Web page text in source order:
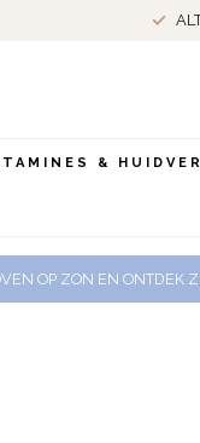
&
OP ZON EN ONTDEK